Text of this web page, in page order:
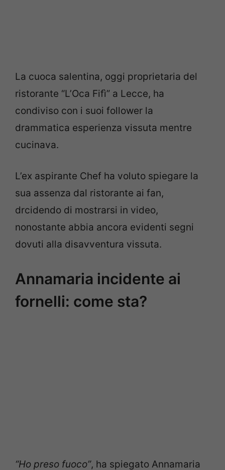
La cuoca salentina, oggi proprietaria del
ristorante “L’Oca Fifì” a Lecce, ha
condiviso con i suoi follower la
drammatica esperienza vissuta mentre
cucinava.
L’ex aspirante Chef ha voluto spiegare la
sua assenza dal ristorante ai fan,
drcidendo di mostrarsi in video,
nonostante abbia ancora evidenti segni
dovuti alla disavventura vissuta.
Annamaria incidente ai
fornelli: come sta?
“Ho preso fuoco”, ha spiegato Annamaria